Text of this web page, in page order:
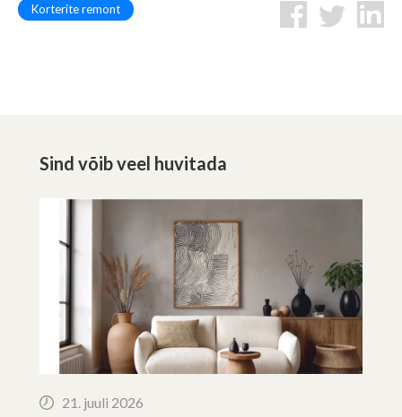
Korterite remont
Sind võib veel huvitada
21. juuli 2026